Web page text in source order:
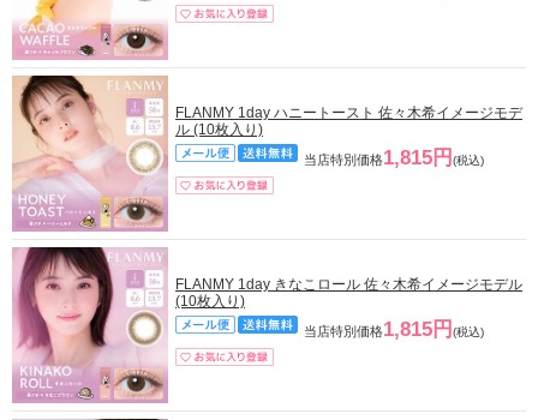
FLANMY 1day ハニートースト 佐々木希イメージモデ
ル (10枚入り)
当店特別価格1,815円 (税込)
FLANMY 1day きなこロール 佐々木希イメージモデル
(10枚入り)
当店特別価格1,815円 (税込)